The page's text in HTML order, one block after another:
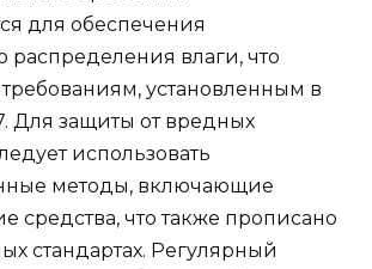
для обеспечения
распределения влаги, что
требованиям, установленным в
Для защиты от вредных
использовать
методы, включающие
средства, что также прописано
стандартах. Регулярный